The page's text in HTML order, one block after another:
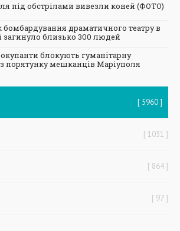
під обстрілами вивезли коней (ФОТО)
бомбардування драматичного театру в
загинуло близько 300 людей
окупанти блокують гуманітарну
порятунку мешканців Маріуполя
5960
1031
864
97